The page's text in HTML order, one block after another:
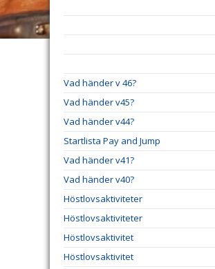
Vad händer v 46?
Vad händer v45?
Vad händer v44?
Startlista Pay and Jump
Vad händer v41?
Vad händer v40?
Höstlovsaktiviteter
Höstlovsaktiviteter
Höstlovsaktivitet
Höstlovsaktivitet